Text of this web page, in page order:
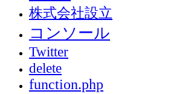
株式会社設立
コンソール
Twitter
delete
function.php